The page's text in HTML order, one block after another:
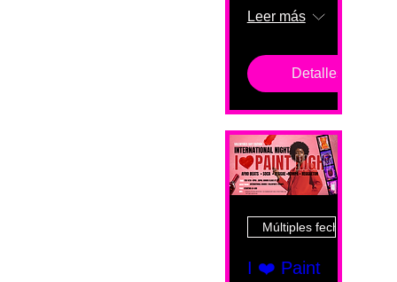
Leer más
Detalles
Múltiples fechas
I ❤️ Paint